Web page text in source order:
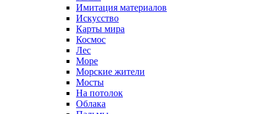
Имитация материалов
Искусство
Карты мира
Космос
Лес
Море
Морские жители
Мосты
На потолок
Облака